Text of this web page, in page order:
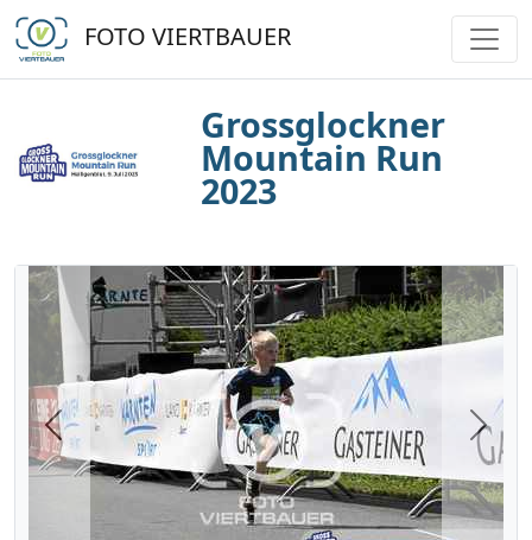
FOTO VIERTBAUER
Grossglockner
Mountain Run
2023
Previous Next